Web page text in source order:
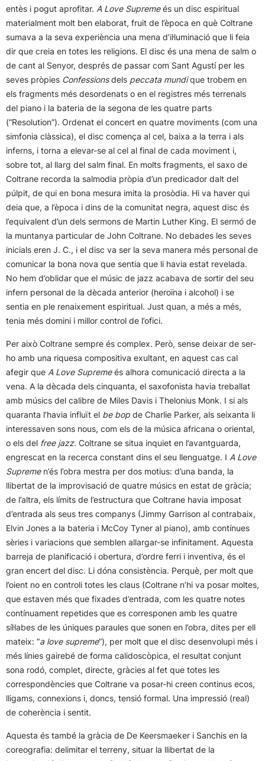
entès i pogut aprofitar. A Love Supremeés un disc espiritual
materialment molt ben elaborat, fruit de l’època en què Coltrane
sumava a la seva experiència una mena d’il·luminació que li feia
dir que creia en totes les religions. El disc és una mena de salm o
de cant al Senyor, després de passar com Sant Agustí per les
seves pròpies Confessionsdels peccata mundique trobem en
els fragments més desordenats o en el registres més terrenals
del piano i la bateria de la segona de les quatre parts
(“Resolution”). Ordenat el concert en quatre moviments (com una
simfonia clàssica), el disc comença al cel, baixa a la terra i als
inferns, i torna a elevar-se al cel al final de cada moviment i,
sobre tot, al llarg del salm final. En molts fragments, el saxo de
Coltrane recorda la salmodia pròpia d’un predicador dalt del
púlpit, de qui en bona mesura imita la prosòdia. Hi va haver qui
deia que, a l’època i dins de la comunitat negra, aquest disc és
l’equivalent d’un dels sermons de Martin Luther King. El sermó de
la muntanya particular de John Coltrane. No debades les seves
inicials eren J. C., i el disc va ser la seva manera més personal de
comunicar la bona nova que sentia que li havia estat revelada.
No hem d’oblidar que el músic de jazz acabava de sortir del seu
infern personal de la dècada anterior (heroïna i alcohol) i se
sentia en ple renaixement espiritual. Just quan, a més a més,
tenia més domini i millor control de l’ofici.
Per això Coltrane sempre és complex. Però, sense deixar de ser-
ho amb una riquesa compositiva exultant, en aquest cas cal
afegir que A Love Supremeés alhora comunicació directa a la
vena. A la dècada dels cinquanta, el saxofonista havia treballat
amb músics del calibre de Miles Davis i Thelonius Monk. I si als
quaranta l’havia influït el be bop de Charlie Parker, als seixanta li
interessaven sons nous, com els de la música africana o oriental,
o els del free jazz. Coltrane se situa inquiet en l’avantguarda,
engrescat en la recerca constant dins el seu llenguatge. I A Love
Supremen’és l’obra mestra per dos motius: d’una banda, la
llibertat de la improvisació de quatre músics en estat de gràcia;
de l’altra, els límits de l’estructura que Coltrane havia imposat
d’entrada als seus tres companys (Jimmy Garrison al contrabaix,
Elvin Jones a la bateria i McCoy Tyner al piano), amb contínues
sèries i variacions que semblen allargar-se infinitament. Aquesta
barreja de planificació i obertura, d’ordre ferri i inventiva, és el
gran encert del disc. Li dóna consistència. Perquè, per molt que
l’oient no en controli totes les claus (Coltrane n’hi va posar moltes,
que estaven més que fixades d’entrada, com les quatre notes
contínuament repetides que es corresponen amb les quatre
síl·labes de les úniques paraules que sonen en l’obra, dites per ell
mateix: “a love supreme”), per molt que el disc desenvolupi més i
més línies gairebé de forma calidoscòpica, el resultat conjunt
sona rodó, complet, directe, gràcies al fet que totes les
correspondències que Coltrane va posar-hi creen continus ecos,
lligams, connexions i, doncs, tensió formal. Una impressió (real)
de coherència i sentit.
Aquesta és també la gràcia de De Keersmaeker i Sanchis en la
coreografia: delimitar el terreny, situar la llibertat de la